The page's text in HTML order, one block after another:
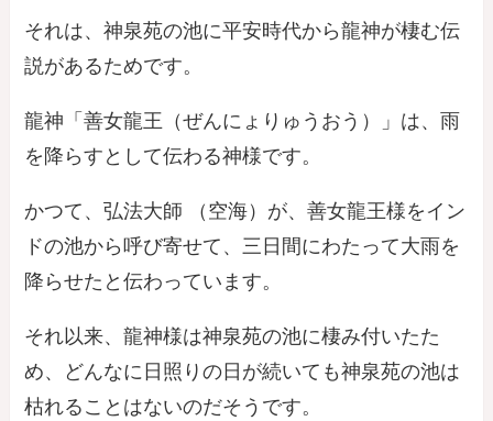
それは、神泉苑の池に平安時代から龍神が棲む伝
説があるためです。
龍神「善女龍王（ぜんにょりゅうおう）」は、雨
を降らすとして伝わる神様です。
かつて、弘法大師 （空海）が、善女龍王様をイン
ドの池から呼び寄せて、三日間にわたって大雨を
降らせたと伝わっています。
それ以来、龍神様は神泉苑の池に棲み付いたた
め、どんなに日照りの日が続いても神泉苑の池は
枯れることはないのだそうです。